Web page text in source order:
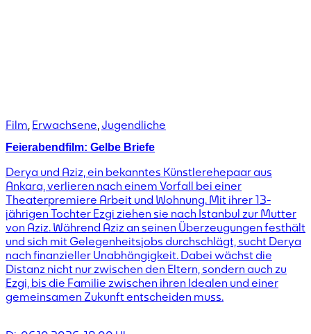
Film, Erwachsene, Jugendliche
Feierabendfilm: Gelbe Briefe
Derya und Aziz, ein bekanntes Künstlerehepaar aus
Ankara, verlieren nach einem Vorfall bei einer
Theaterpremiere Arbeit und Wohnung. Mit ihrer 13-
jährigen Tochter Ezgi ziehen sie nach Istanbul zur Mutter
von Aziz. Während Aziz an seinen Überzeugungen festhält
und sich mit Gelegenheitsjobs durchschlägt, sucht Derya
nach finanzieller Unabhängigkeit. Dabei wächst die
Distanz nicht nur zwischen den Eltern, sondern auch zu
Ezgi, bis die Familie zwischen ihren Idealen und einer
gemeinsamen Zukunft entscheiden muss.